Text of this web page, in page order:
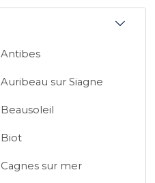
Antibes
Auribeau sur Siagne
Beausoleil
Biot
Cagnes sur mer